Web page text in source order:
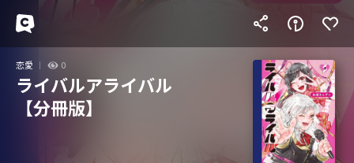
恋愛 0
ライバルアライバル
【分冊版】